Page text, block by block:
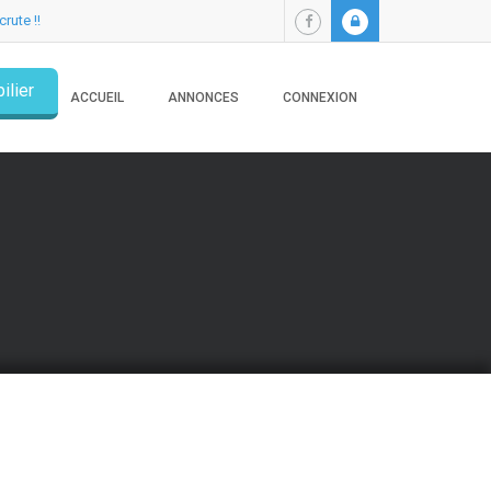
!!
ACCUEIL ANNONCES CONNEXION